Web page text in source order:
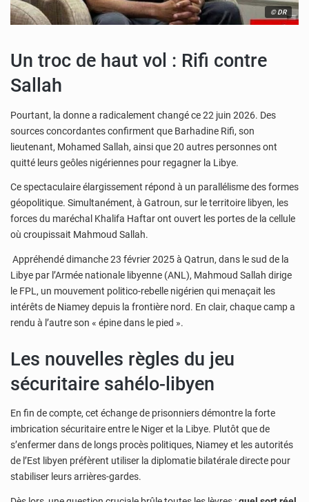
© DR
Un troc de haut vol : Rifi contre
Sallah
Pourtant, la donne a radicalement changé ce 22 juin 2026. Des
sources concordantes confirment que Barhadine Rifi, son
lieutenant, Mohamed Sallah, ainsi que 20 autres personnes ont
quitté leurs geôles nigériennes pour regagner la Libye.
Ce spectaculaire élargissement répond à un parallélisme des formes
géopolitique. Simultanément, à Gatroun, sur le territoire libyen, les
forces du maréchal Khalifa Haftar ont ouvert les portes de la cellule
où croupissait Mahmoud Sallah.
Appréhendé dimanche 23 février 2025 à Qatrun, dans le sud de la
Libye par l’Armée nationale libyenne (ANL), Mahmoud Sallah dirige
le FPL, un mouvement politico-rebelle nigérien qui menaçait les
intérêts de Niamey depuis la frontière nord. En clair, chaque camp a
rendu à l’autre son « épine dans le pied ».
Les nouvelles règles du jeu
sécuritaire sahélo-libyen
En fin de compte, cet échange de prisonniers démontre la forte
imbrication sécuritaire entre le Niger et la Libye. Plutôt que de
s’enfermer dans de longs procès politiques, Niamey et les autorités
de l’Est libyen préfèrent utiliser la diplomatie bilatérale directe pour
stabiliser leurs arrières-gardes.